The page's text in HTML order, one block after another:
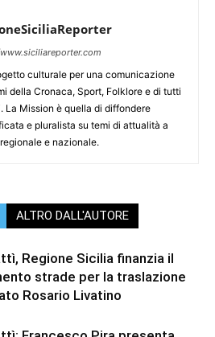
culturale per una comunicazione
della Cronaca, Sport, Folklore e di tutti
La Mission è quella di diffondere
e pluralista su temi di attualità a
e nazionale.
ALTRO DALL'AUTORE
Regione Sicilia finanzia il
strade per la traslazione
Rosario Livatino